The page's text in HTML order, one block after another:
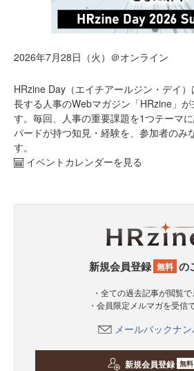
2026年7月28日（火）＠オンライン
HRzine Day（エイチアールジン・デイ
長する人事のWebマガジン「HRzine」
す。毎回、人事の重要課題を1つテーマ
パードが持つ知見・経験を、参加者のみ
す。
イベントカレンダーを見る
新規会員登録 無料 の
・全ての過去記事が閲覧
・会員限定メルマガを受信
メールバックナ
新規会員登録 無料